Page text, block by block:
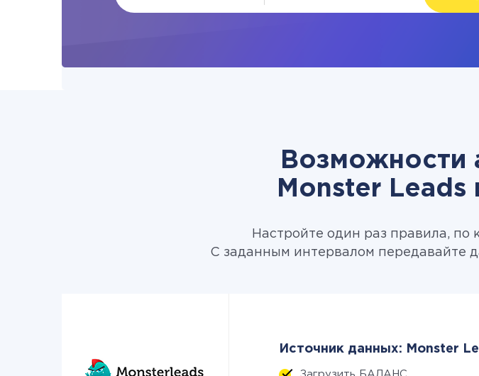
Возможности
Monster Leads
Настройте один раз правила, по
С заданным интервалом передавайте
Источник данных: Monster